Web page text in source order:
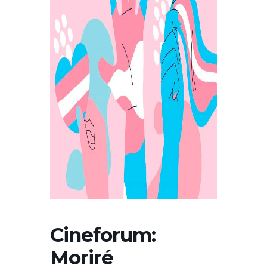
Cineforum:
Moriré